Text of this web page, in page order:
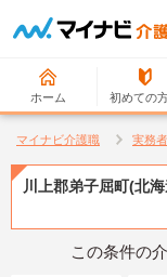
ホーム 初めての
マイナビ介護職 実務
川上郡弟子屈町(北
この条件の